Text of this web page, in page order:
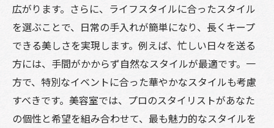
広がります。さらに、ライフスタイルに合ったスタイル
を選ぶことで、日常の手入れが簡単になり、長くキープ
できる美しさを実現します。例えば、忙しい日々を送る
方には、手間がかからず自然なスタイルが最適です。一
方で、特別なイベントに合った華やかなスタイルも考慮
すべきです。美容室では、プロのスタイリストがあなた
の個性と希望を組み合わせて、最も魅力的なスタイルを